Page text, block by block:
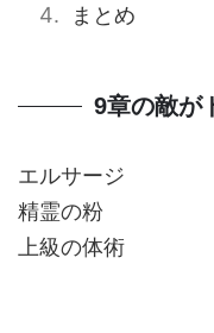
まとめ
9章の敵が
エルサージ
精霊の粉
上級の体術